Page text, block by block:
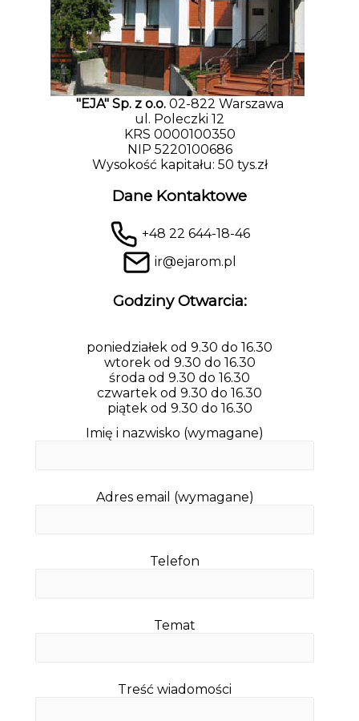
"EJA" Sp. z o.o.02-822 Warszawa
ul. Poleczki 12
KRS 0000100350
NIP 5220100686
Wysokość kapitału: 50 tys.zł
Dane Kontaktowe
+48 22 644-18-46
ir@ejarom.pl
Godziny Otwarcia:
poniedziałek od 9.30 do 16.30
wtorek od 9.30 do 16.30
środa od 9.30 do 16.30
czwartek od 9.30 do 16.30
piątek od 9.30 do 16.30
Imię i nazwisko (wymagane)
Adres email (wymagane)
Telefon
Temat
Treść wiadomości